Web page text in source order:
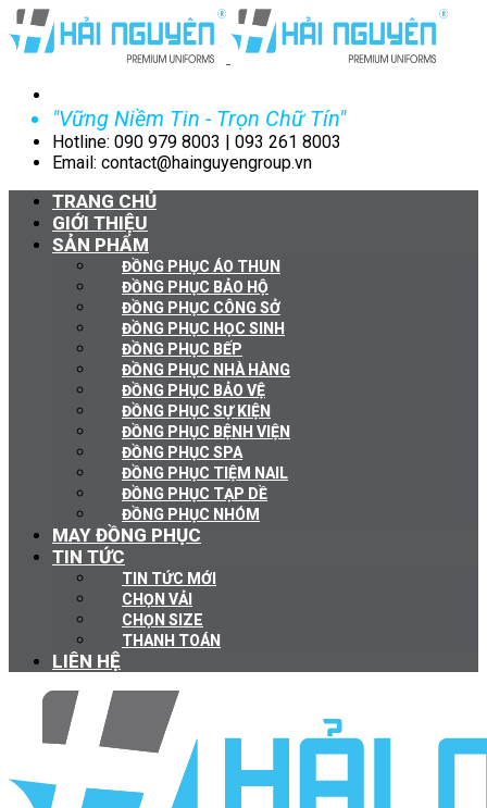
"Vững Niềm Tin - Trọn Chữ Tín"
Hotline: 090 979 8003 | 093 261 8003
Email: contact@hainguyengroup.vn
TRANG CHỦ
GIỚI THIỆU
SẢN PHẨM
ĐỒNG PHỤC ÁO THUN
ĐỒNG PHỤC BẢO HỘ
ĐỒNG PHỤC CÔNG SỞ
ĐỒNG PHỤC HỌC SINH
ĐỒNG PHỤC BẾP
ĐỒNG PHỤC NHÀ HÀNG
ĐỒNG PHỤC BẢO VỆ
ĐỒNG PHỤC SỰ KIỆN
ĐỒNG PHỤC BỆNH VIỆN
ĐỒNG PHỤC SPA
ĐỒNG PHỤC TIỆM NAIL
ĐỒNG PHỤC TẠP DỀ
ĐỒNG PHỤC NHÓM
MAY ĐỒNG PHỤC
TIN TỨC
TIN TỨC MỚI
CHỌN VẢI
CHỌN SIZE
THANH TOÁN
LIÊN HỆ